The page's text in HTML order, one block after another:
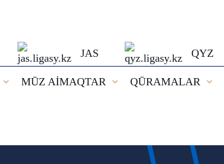
JAS QYZ
MŪZ AİMAQTAR QŪRAMALAR